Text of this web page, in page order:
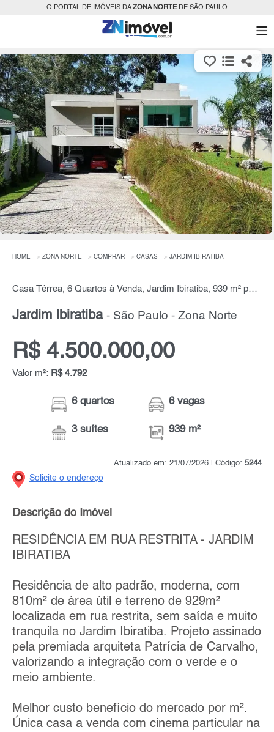
O PORTAL DE IMÓVEIS DAZONA NORTEDE SÃO PAULO
HOME ZONA NORTE COMPRAR CASAS JARDIM IBIRATIBA
Casa Térrea, 6 Quartos à Venda, Jardim Ibiratiba, 939 m² por R$ 4.500.000,00
Jardim Ibiratiba - São Paulo - Zona Norte
R$ 4.500.000,00
Valor m²: R$ 4.792
6 quartos
3 suítes
6 vagas
939 m²
Atualizado em: 21/07/2026 | Código: 5244
Solicite o endereço
Descrição do Imóvel
RESIDÊNCIA EM RUA RESTRITA - JARDIM
IBIRATIBA
Residência de alto padrão, moderna, com
810m² de área útil e terreno de 929m²
localizada em rua restrita, sem saída e muito
tranquila no Jardim Ibiratiba. Projeto assinado
pela premiada arquiteta Patrícia de Carvalho,
valorizando a integração com o verde e o
meio ambiente.
Melhor custo benefício do mercado por m².
Única casa a venda com cinema particular na